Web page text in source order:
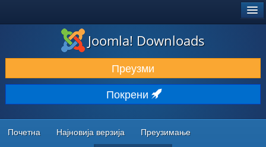
ПРЕУЗИМАЊЕ И ПРОШИРЕЊА (ЕКСТЕНЗИЈЕ)
ОТКРИЈТЕ И НАУЧИТЕ
ЗАЈЕДНИЦА И ПОДРШКА
РЕСУРСИ ЗА РАЗВОЈ
Joomla! Downloads
Преузми
Покрени
Почетна Најновија верзија Преузимање